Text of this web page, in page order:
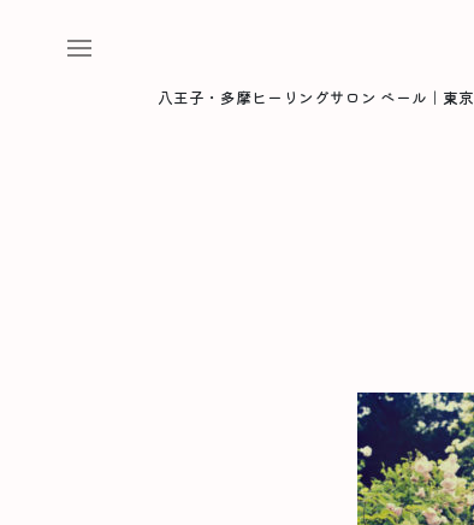
八王子・多摩ヒーリングサロン ベール｜東京